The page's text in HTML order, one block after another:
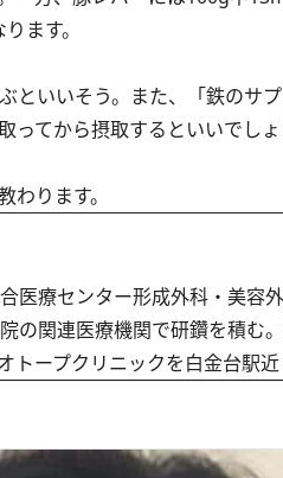
ます。
といいそう。また、「鉄のサ
ってから摂取するといいでし
ります。
医療センター形成外科・美容
の関連医療機関で研鑽を積む
ープクリニックを白金台駅近